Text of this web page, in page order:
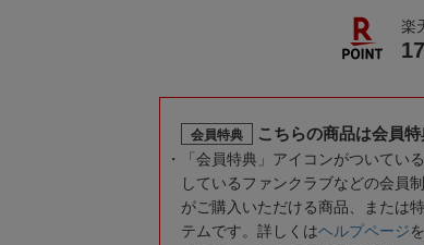
楽
会員特典 こちらの商品は会員
「会員特典」アイコンがついてい
しているファンクラブなどの会員
がご購入いただける商品、または
テムです。詳しくはヘルプページ